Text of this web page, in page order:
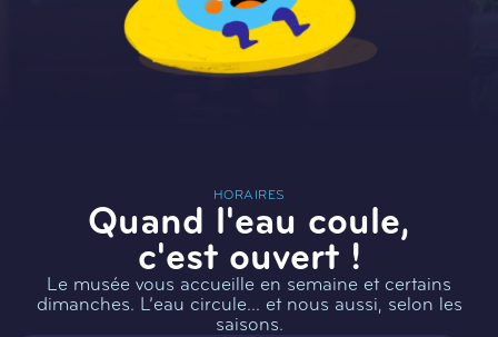
HORAIRES
Quand l'eau coule,
c'est ouvert !
Le musée vous accueille en semaine et certains
dimanches. L’eau circule… et nous aussi, selon les
saisons.